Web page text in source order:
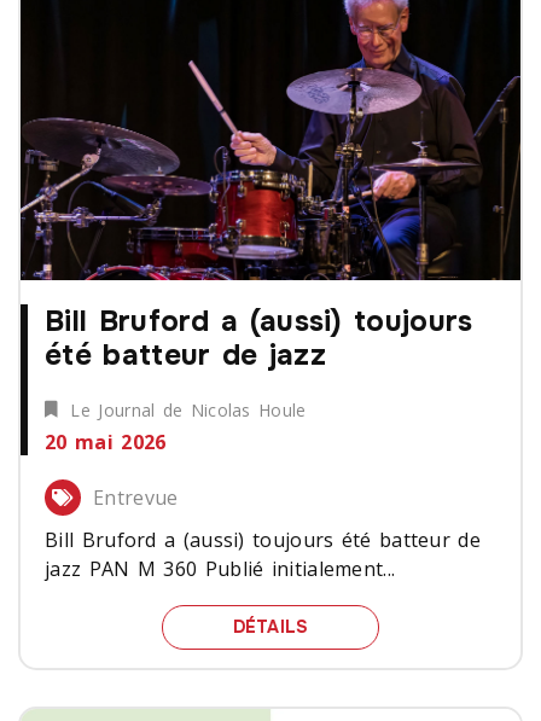
Bill Bruford a (aussi) toujours
été batteur de jazz
Le Journal de Nicolas Houle
20 mai 2026
Entrevue
Bill Bruford a (aussi) toujours été batteur de
jazz PAN M 360 Publié initialement...
DÉTAILS BILL BRUFORD A